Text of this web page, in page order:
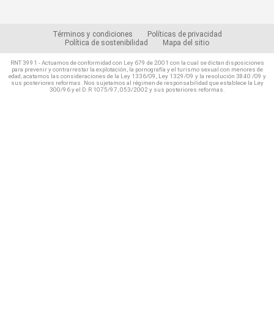
Términos y condiciones
Políticas de privacidad
Política de sostenibilidad
Mapa del sitio
RNT 3991 - Actuamos de conformidad con Ley 679 de 2001 con la cual se dictan disposiciones
para prevenir y contrarrestar la explotación, la pornografía y el turismo sexual con menores de
edad, acatamos las consideraciones de la Ley 1336/09, Ley 1329/09 y la resolución 3840 /09 y
sus posteriores reformas .Nos sujetamos al régimen de responsabilidad que establece la Ley
300/96 y el D.R 1075/97, 053/2002 y sus posteriores reformas.